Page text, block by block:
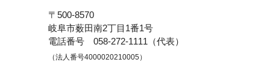
〒500-8570
岐阜市薮田南2丁目1番1号
電話番号 058-272-1111（代表）
（法人番号4000020210005）